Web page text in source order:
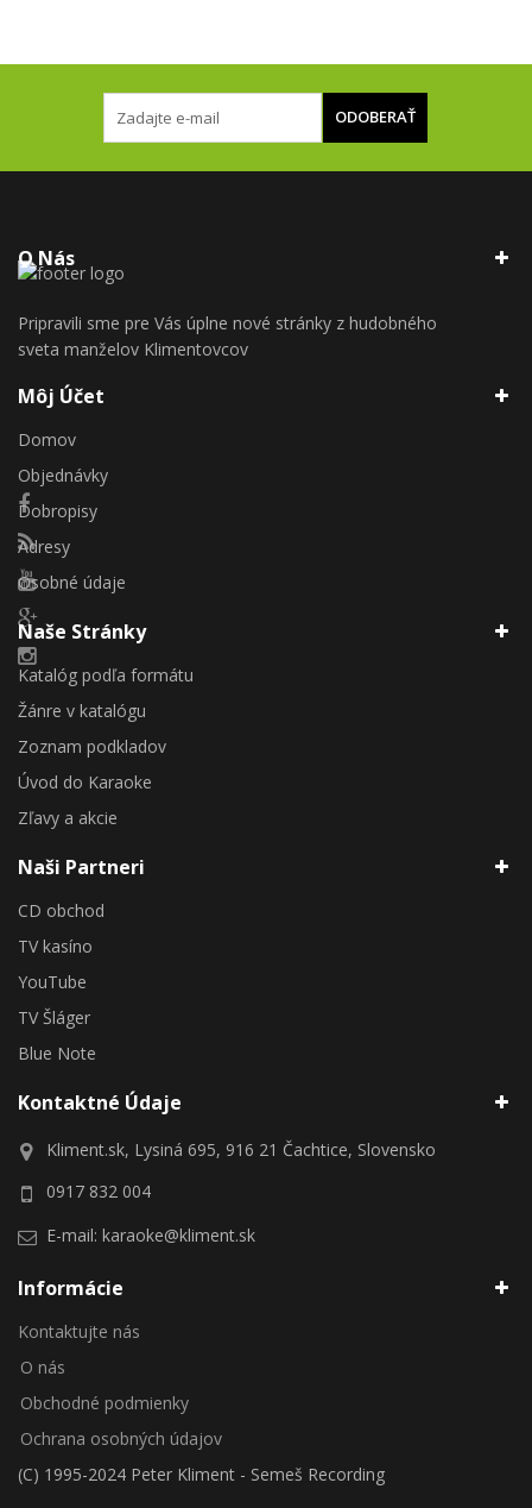
O Nás
Pripravili sme pre Vás úplne nové stránky z hudobného
sveta manželov Klimentovcov
Môj Účet
Domov
Objednávky
Dobropisy
Adresy
Osobné údaje
Naše Stránky
Katalóg podľa formátu
Žánre v katalógu
Zoznam podkladov
Úvod do Karaoke
Zľavy a akcie
Naši Partneri
CD obchod
TV kasíno
YouTube
TV Šláger
Blue Note
Kontaktné Údaje
Kliment.sk, Lysiná 695, 916 21 Čachtice, Slovensko
0917 832 004
E-mail: karaoke@kliment.sk
Informácie
Kontaktujte nás
O nás
Obchodné podmienky
Ochrana osobných údajov
(C) 1995-2024 Peter Kliment - Semeš Recording
ODOBERAŤ